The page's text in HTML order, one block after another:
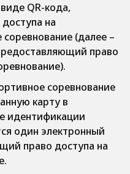
QR-кода,
на
(далее –
право
соревнование
карту в
идентификации
один электронный
право доступа на